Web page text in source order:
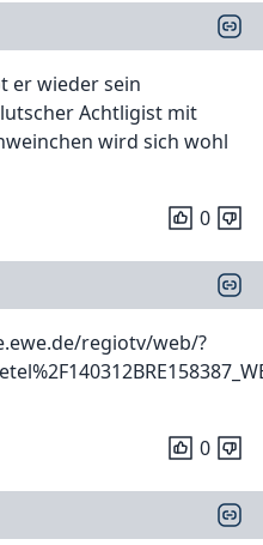
er wieder sein
Achtligist mit
wird sich wohl
0
regiotv/web/?
0